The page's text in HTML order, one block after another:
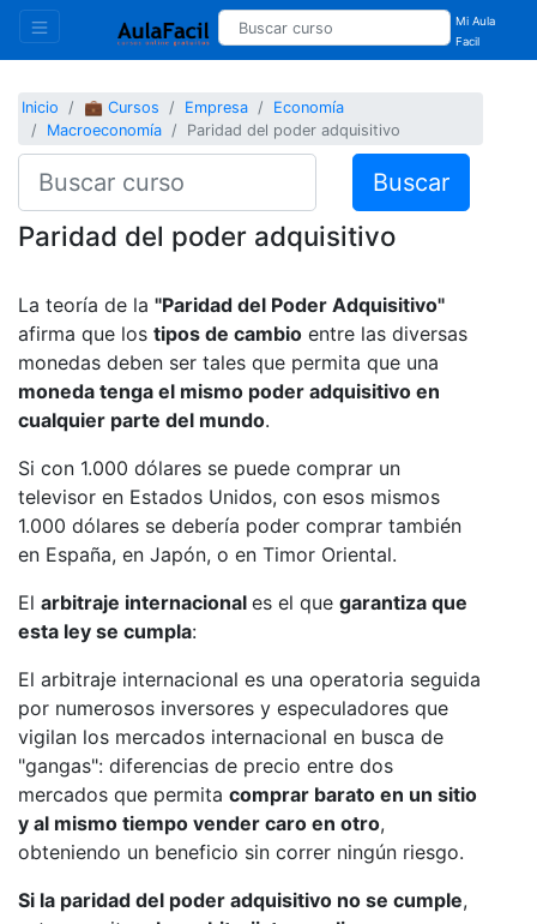
Mi Aula
Facil
Inicio 💼 Cursos Empresa
Economía
Macroeconomía
Paridad del poder adquisitivo
Buscar
Paridad del poder adquisitivo
La teoría de la "Paridad del Poder Adquisitivo"
afirma que los tipos de cambio entre las diversas
monedas deben ser tales que permita que una
moneda tenga el mismo poder adquisitivo en
cualquier parte del mundo.
Si con 1.000 dólares se puede comprar un
televisor en Estados Unidos, con esos mismos
1.000 dólares se debería poder comprar también
en España, en Japón, o en Timor Oriental.
El arbitraje internacional es el que garantiza que
esta ley se cumpla:
El arbitraje internacional es una operatoria seguida
por numerosos inversores y especuladores que
vigilan los mercados internacional en busca de
"gangas": diferencias de precio entre dos
mercados que permita comprar barato en un sitio
y al mismo tiempo vender caro en otro,
obteniendo un beneficio sin correr ningún riesgo.
Si la paridad del poder adquisitivo no se cumple,